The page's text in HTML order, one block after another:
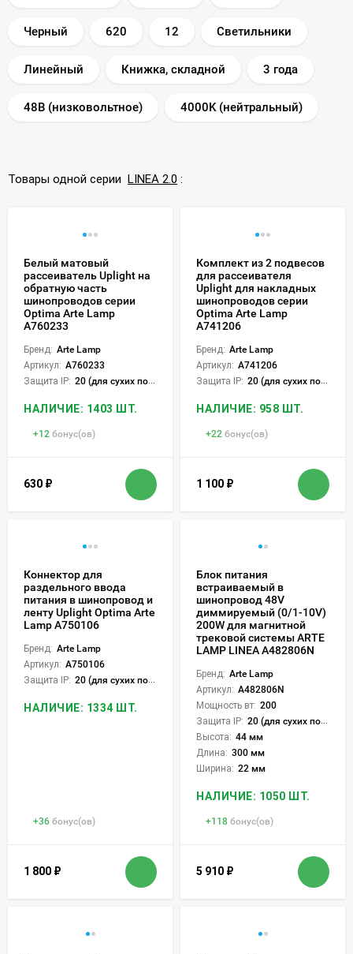
Черный 620 12 Светильники
Линейный Книжка, складной 3 года
48В (низковольтное) 4000K (нейтральный)
Товары одной серии LINEA 2.0 :
Белый матовый
рассеиватель Uplight на
обратную часть
шинопроводов серии
Optima Arte Lamp
A760233
Бренд: Arte Lamp
Артикул: A760233
Защита IP: 20 (для сухих пом.)
НАЛИЧИЕ: 1403 ШТ.
+12 бонус(ов)
630 ₽
Комплект из 2 подвесов
для рассеивателя
Uplight для накладных
шинопроводов серии
Optima Arte Lamp
A741206
Бренд: Arte Lamp
Артикул: A741206
Защита IP: 20 (для сухих пом.)
НАЛИЧИЕ: 958 ШТ.
+22 бонус(ов)
1 100 ₽
Коннектор для
раздельного ввода
питания в шинопровод и
ленту Uplight Optima Arte
Lamp A750106
Бренд: Arte Lamp
Артикул: A750106
Защита IP: 20 (для сухих пом.)
НАЛИЧИЕ: 1334 ШТ.
+36 бонус(ов)
1 800 ₽
Блок питания
встраиваемый в
шинопровод 48V
диммируемый (0/1-10V)
200W для магнитной
трековой системы ARTE
LAMP LINEA A482806N
Бренд: Arte Lamp
Артикул: A482806N
Мощность вт: 200
Защита IP: 20 (для сухих пом.)
Высота: 44 мм
Длина: 300 мм
Ширина: 22 мм
НАЛИЧИЕ: 1050 ШТ.
+118 бонус(ов)
5 910 ₽